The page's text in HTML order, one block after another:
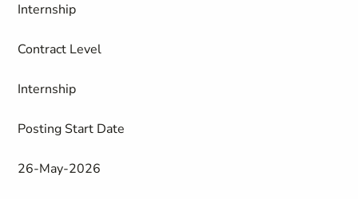
Internship
Contract Level
Internship
Posting Start Date
26-May-2026